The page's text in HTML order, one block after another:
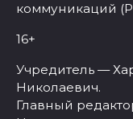
коммуникаций
16+
Учредитель —
Николаевич.
Главный